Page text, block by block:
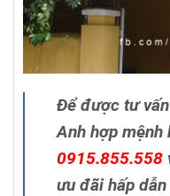
Để được tư
Anh hợp
0915.855.558
ưu đãi hấp